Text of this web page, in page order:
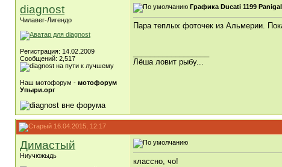
diagnost
Чилавег-Лигендо
Регистрация: 14.02.2009
Сообщений: 2,517
Наш мотофорум - мотофорум
Упыри.орг
Графика Ducati 1199
Пара теплых фоточек из Альмерии.
Лёша ловит рыбу...
16.04.2015, 12:17
Димастый
Ниучюжыдь
классно, чо!